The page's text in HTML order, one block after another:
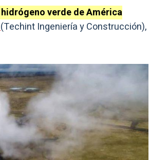
verde de América
(Techint Ingeniería y Construcción),